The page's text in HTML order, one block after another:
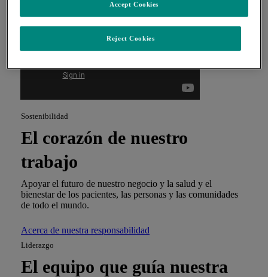
Sostenibilidad
El corazón de nuestro
trabajo
Apoyar el futuro de nuestro negocio y la salud y el
bienestar de los pacientes, las personas y las comunidades
de todo el mundo.
Acerca de nuestra responsabilidad
Liderazgo
El equipo que guía nuestra
Reject Cookies
Accept Cookies